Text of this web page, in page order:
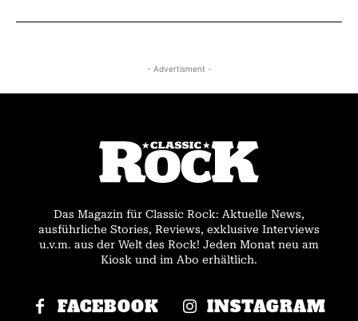
- Advertisment -
Das Magazin für Classic Rock: Aktuelle News,
ausführliche Stories, Reviews, exklusive Interviews
u.v.m. aus der Welt des Rock! Jeden Monat neu am
Kiosk und im Abo erhältlich.
FACEBOOK INSTAGRAM